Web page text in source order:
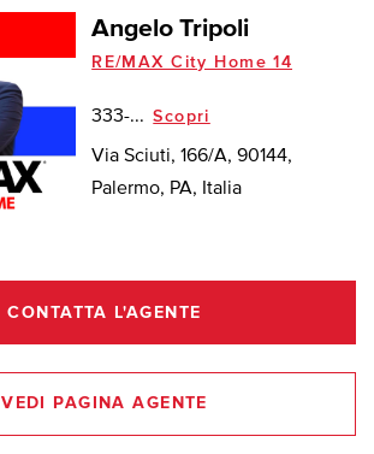
Angelo Tripoli
RE/MAX City Home 14
333-... Scopri
Via Sciuti, 166/A, 90144,
Palermo, PA, Italia
CONTATTA L'AGENTE
VEDI PAGINA AGENTE